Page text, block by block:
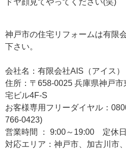
ドヤ顔見てやってください(笑)
神戸市の住宅リフォームは有限
下さい。
会社名：有限会社AIS（アイス）
住所：〒658-0025 兵庫県神戸
宅ビル4F-S
お客様専用フリーダイヤル：
766-0423)
営業時間 ： 9:00～19:00 定休日
対応エリア：神戸市、加古川市